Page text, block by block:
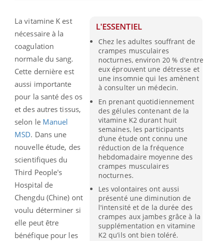
L'ESSENTIEL
Chez les adultes souffrant de
crampes musculaires
nocturnes, environ 20 % d'entre
eux éprouvent une détresse et
une insomnie qui les amènent
à consulter un médecin.
En prenant quotidiennement
des gélules contenant de la
vitamine K2 durant huit
semaines, les participants
d’une étude ont connu une
réduction de la fréquence
hebdomadaire moyenne des
crampes musculaires
nocturnes.
Les volontaires ont aussi
présenté une diminution de
l'intensité et de la durée des
crampes aux jambes grâce à la
supplémentation en vitamine
K2 qu’ils ont bien toléré.
La vitamine K est
nécessaire à la
coagulation
normale du sang.
Cette dernière est
aussi importante
pour la santé des os
et des autres tissus,
selon le Manuel
MSD. Dans une
nouvelle étude, des
scientifiques du
Third People's
Hospital de
Chengdu (Chine) ont
voulu déterminer si
elle peut être
bénéfique pour les